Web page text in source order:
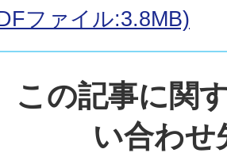
ファイル:3.8MB)
この記事に関
い合わせ